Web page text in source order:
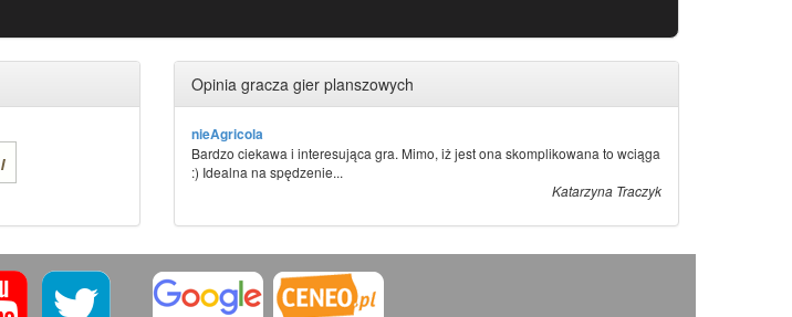
Opinia gracza gier planszowych
nieAgricola
Bardzo ciekawa i interesująca gra. Mimo, iż jest ona skomplikowana to wciąga
:) Idealna na spędzenie...
Katarzyna Traczyk